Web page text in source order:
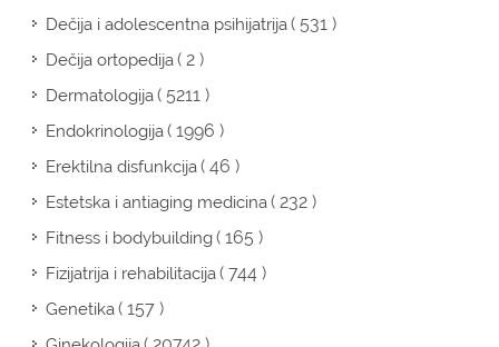
Dečija i adolescentna psihijatrija( 531 )
Dečija ortopedija( 2 )
Dermatologija( 5211 )
Endokrinologija( 1996 )
Erektilna disfunkcija( 46 )
Estetska i antiaging medicina( 232 )
Fitness i bodybuilding( 165 )
Fizijatrija i rehabilitacija( 744 )
Genetika( 157 )